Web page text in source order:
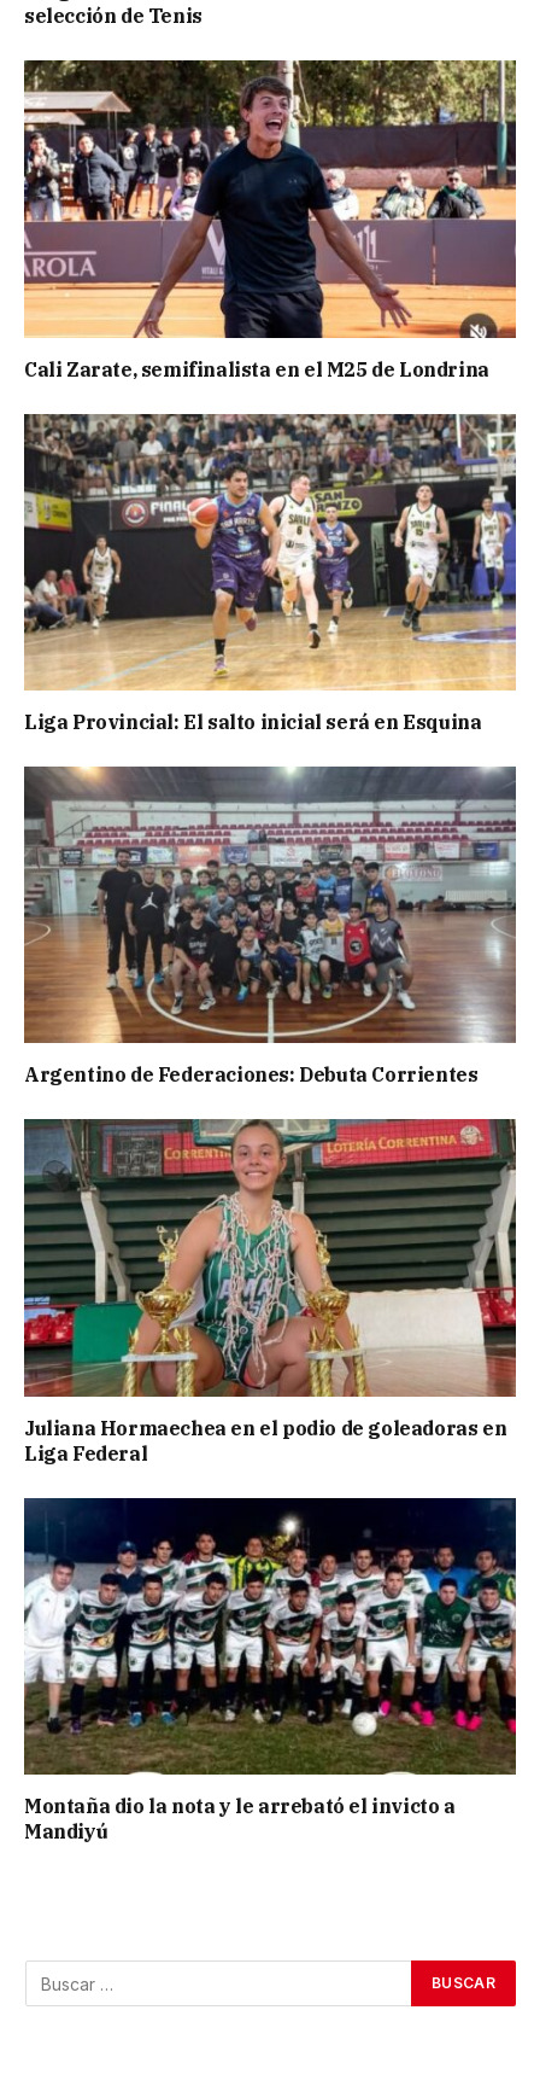
selección de Tenis
Cali Zarate, semifinalista en el M25 de Londrina
Liga Provincial: El salto inicial será en Esquina
Argentino de Federaciones: Debuta Corrientes
Juliana Hormaechea en el podio de goleadoras en
Liga Federal
Montaña dio la nota y le arrebató el invicto a
Mandiyú